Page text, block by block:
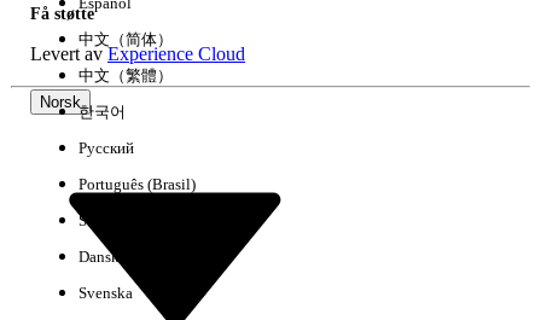
Få støtte
Levert avExperience Cloud
Norsk
中文（简体）
中文（繁體）
한국어
Русский
Português (Brasil)
Suomi
Dansk
Svenska